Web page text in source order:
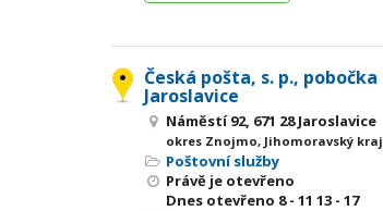
Česká pošta, s. p., pobočka
Jaroslavice
Náměstí 92, 671 28 Jaroslavice
okres Znojmo, Jihomoravský kraj
Poštovní služby
Právě je otevřeno
Dnes otevřeno 8 - 11 13 - 17